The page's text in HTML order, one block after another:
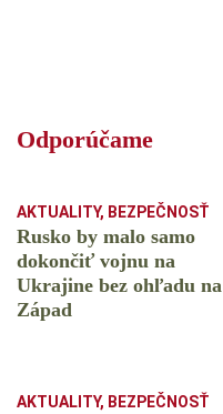
Odporúčame
AKTUALITY, BEZPEČNOSŤ
Rusko by malo samo
dokončiť vojnu na
Ukrajine bez ohľadu na
Západ
AKTUALITY, BEZPEČNOSŤ